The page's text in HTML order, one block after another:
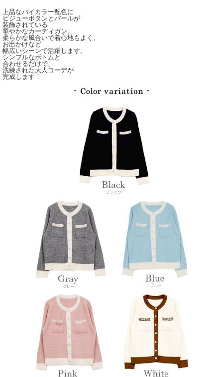
上品なバイカラー配色に
ビジューボタンとパールが
装飾されている
華やかなカーディガン。
柔らかな風合いで着心地もよく、
お出かけなど
幅広いシーンで活躍します。
シンプルなボトムと
合わせるだけで、
洗練された大人コーデが
完成します！